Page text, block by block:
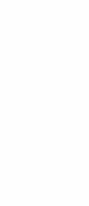
und
melden Sie